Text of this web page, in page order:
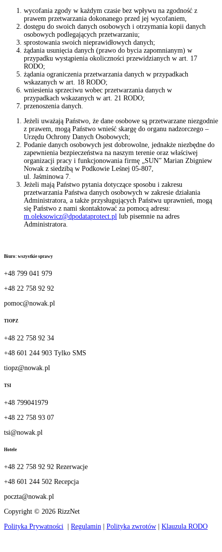
wycofania zgody w każdym czasie bez wpływu na zgodność z
prawem przetwarzania dokonanego przed jej wycofaniem,
dostępu do swoich danych osobowych i otrzymania kopii danych
osobowych podlegających przetwarzaniu;
sprostowania swoich nieprawidłowych danych;
żądania usunięcia danych (prawo do bycia zapomnianym) w
przypadku wystąpienia okoliczności przewidzianych w art. 17
RODO;
żądania ograniczenia przetwarzania danych w przypadkach
wskazanych w art. 18 RODO;
wniesienia sprzeciwu wobec przetwarzania danych w
przypadkach wskazanych w art. 21 RODO;
przenoszenia danych.
Jeżeli uważają Państwo, że dane osobowe są przetwarzane niezgodnie
z prawem, mogą Państwo wnieść skargę do organu nadzorczego –
Urzędu Ochrony Danych Osobowych;
Podanie danych osobowych jest dobrowolne, jednakże niezbędne do
zapewnienia bezpieczeństwa na naszym terenie oraz właściwej
organizacji pracy i funkcjonowania firmę „SUN” Marian Zbigniew
Nowak z siedzibą w Podkowie Leśnej 05-807,
ul. Jaśminowa 7.
Jeżeli mają Państwo pytania dotyczące sposobu i zakresu
przetwarzania Państwa danych osobowych w zakresie działania
Administratora, a także przysługujących Państwu uprawnień, mogą
się Państwo z nami skontaktować za pomocą adresu:
m.oleksowicz@dpodataprotect.pl lub pisemnie na adres
Administratora.
Biuro: wszystkie sprawy
+48 799 041 979
+48 22 758 92 92
pomoc@nowak.pl
TIOPZ
+48 22 758 92 34
+48 601 244 903 Tylko SMS
tiopz@nowak.pl
TSI
+48 799041979
+48 22 758 93 07
tsi@nowak.pl
Hotele
+48 22 758 92 92 Rezerwacje
+48 601 244 502 Recepcja
poczta@nowak.pl
Copyright © 2026 RizzNet
Polityka Prywatności
Regulamin Polityka zwrotów Klauzula RODO